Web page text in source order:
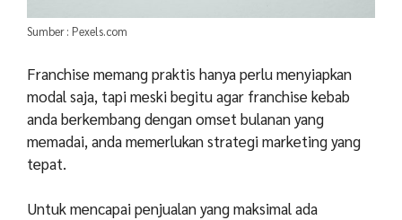
Sumber : Pexels.com
Franchise memang praktis hanya perlu menyiapkan
modal saja, tapi meski begitu agar franchise kebab
anda berkembang dengan omset bulanan yang
memadai, anda memerlukan strategi marketing yang
tepat.
Untuk mencapai penjualan yang maksimal ada